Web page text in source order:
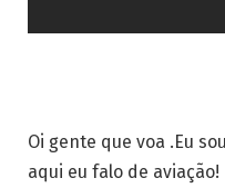
Oi gente que voa .Eu
aqui eu falo de